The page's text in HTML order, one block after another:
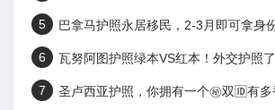
5 巴拿马护照永居移民，2-3月即可拿身
6 瓦努阿图护照绿本VS红本！外交护照
7 圣卢西亚护照，你拥有一个㊙️双🆔有多